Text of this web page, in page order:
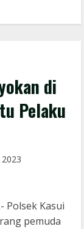
di
Pelaku
Kasui
pemuda